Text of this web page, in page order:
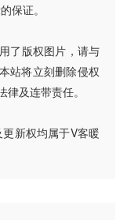
保证。
了版权图片，请与
站将立刻删除侵权
及连带责任。
新权均属于V客暖